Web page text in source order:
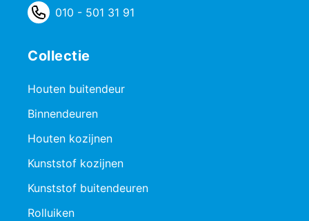
010 - 501 31 91
Collectie
Houten buitendeur
Binnendeuren
Houten kozijnen
Kunststof kozijnen
Kunststof buitendeuren
Rolluiken